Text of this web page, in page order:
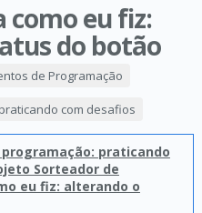
como eu fiz:
do botão
de Programação
com desafios
praticando
Sorteador de
eu fiz: alterando o